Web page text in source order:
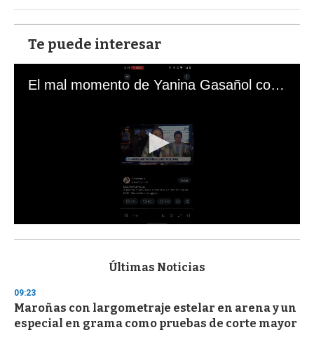
Te puede interesar
El mal momento de Yanina Gasañol con un hincha argentino en "Subrayado"
s
d
s
o
f
Últimas Noticias
09:23
Maroñas con largometraje estelar en arena y un
especial en grama como pruebas de corte mayor